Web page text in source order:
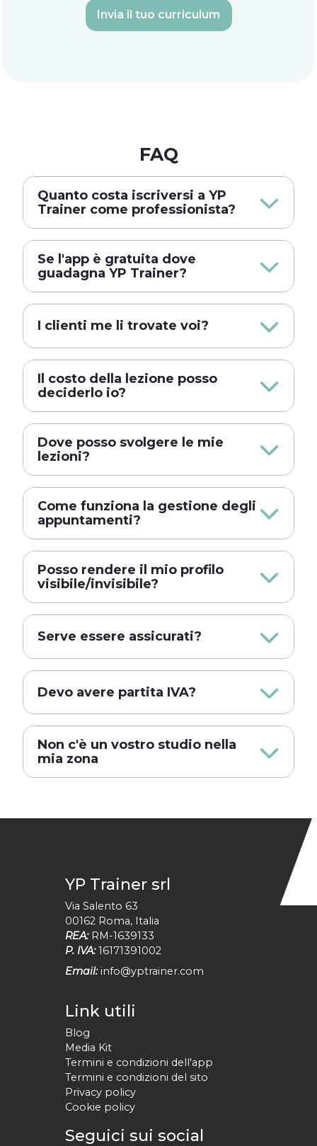
Invia il tuo curriculum
FAQ
Quanto costa iscriversi a YP
Trainer come professionista?
Se l'app è gratuita dove
guadagna YP Trainer?
I clienti me li trovate voi?
Il costo della lezione posso
deciderlo io?
Dove posso svolgere le mie
lezioni?
Come funziona la gestione degli
appuntamenti?
Posso rendere il mio profilo
visibile/invisibile?
Serve essere assicurati?
Devo avere partita IVA?
Non c'è un vostro studio nella
mia zona
YP Trainer srl
Via Salento 63
00162 Roma, Italia
REA: RM-1639133
P. IVA: 16171391002
Email: info@yptrainer.com
Link utili
Blog
Media Kit
Termini e condizioni dell'app
Termini e condizioni del sito
Privacy policy
Cookie policy
Seguici sui social